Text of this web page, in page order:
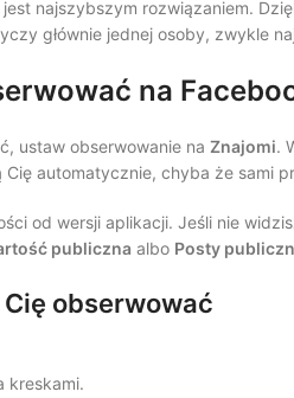
jest najszybszym rozwiązaniem.
głównie jednej osoby, zwykle
na
ustaw obserwowanie na Znajomi.
automatycznie, chyba że sami
od wersji aplikacji. Jeśli nie
publiczna albo Posty
obserwować
kreskami.